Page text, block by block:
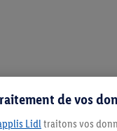
de vos
Lidltraitons vos